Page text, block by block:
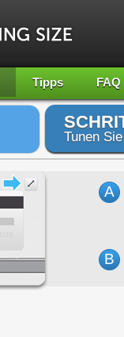
Tipps FAQ
Tunen
A
B